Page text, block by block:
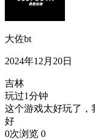
大佐bt
2024年12月20日
吉林
玩过1分钟
这个游戏太好玩了，
好
0次浏览 0